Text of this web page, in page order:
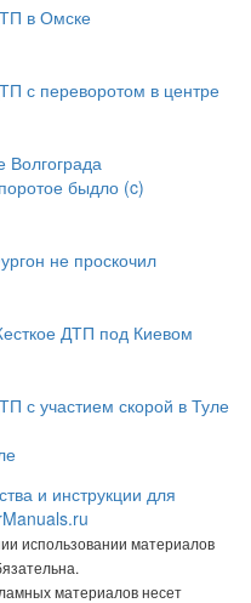
Волгограда
и инструкции для
использовании материалов
материалов несет